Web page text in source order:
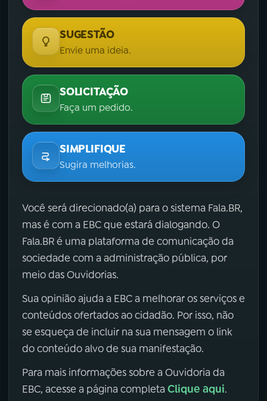
SUGESTÃO
Envie uma ideia.
SOLICITAÇÃO
Faça um pedido.
SIMPLIFIQUE
Sugira melhorias.
Você será direcionado(a) para o sistema Fala.BR,
mas é com a EBC que estará dialogando. O
Fala.BR é uma plataforma de comunicação da
sociedade com a administração pública, por
meio das Ouvidorias.
Sua opinião ajuda a EBC a melhorar os serviços e
conteúdos ofertados ao cidadão. Por isso, não
se esqueça de incluir na sua mensagem o link
do conteúdo alvo de sua manifestação.
Para mais informações sobre a Ouvidoria da
EBC, acesse a página completa Clique aqui.